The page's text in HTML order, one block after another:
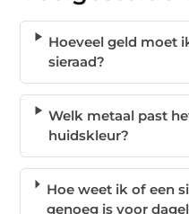
Hoeveel geld moet
sieraad?
Welk metaal past
huidskleur?
Hoe weet ik of een
genoeg is voor